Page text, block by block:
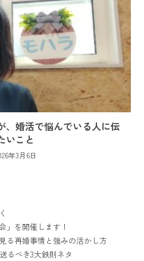
、婚活で悩んでいる人に伝
いこと
年3月6日
」を開催します！
る再婚事情と強みの活かし方
るべき3大鉄則ネタ